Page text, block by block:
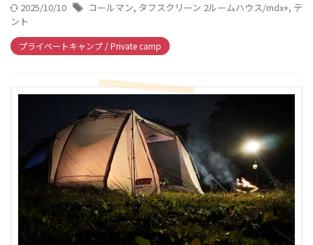
2025/10/10 コールマン, タフスクリーン 2ルームハウス/mdx+, テ
ント
プライベートキャンプ / Private camp